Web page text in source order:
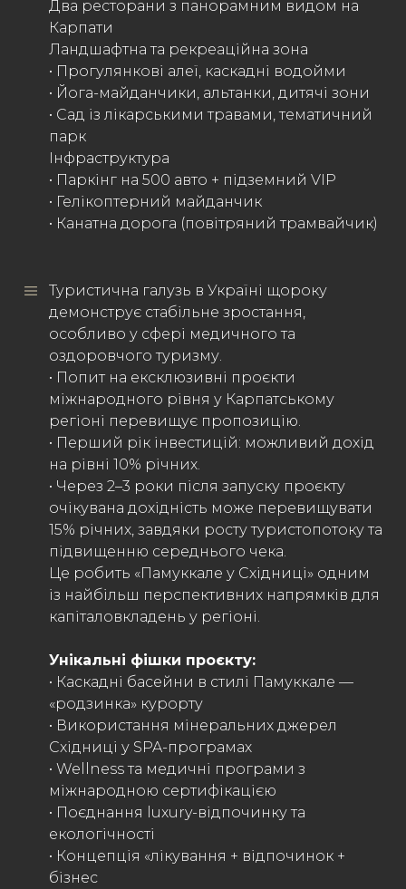
Два ресторани з панорамним видом на
Карпати
Ландшафтна та рекреаційна зона
• Прогулянкові алеї, каскадні водойми
• Йога-майданчики, альтанки, дитячі зони
• Сад із лікарськими травами, тематичний
парк
Інфраструктура
• Паркінг на 500 авто + підземний VIP
• Гелікоптерний майданчик
• Канатна дорога (повітряний трамвайчик)
Туристична галузь в Україні щороку
демонструє стабільне зростання,
особливо у сфері медичного та
оздоровчого туризму.
• Попит на ексклюзивні проєкти
міжнародного рівня у Карпатському
регіоні перевищує пропозицію.
• Перший рік інвестицій: можливий дохід
на рівні 10% річних.
• Через 2–3 роки після запуску проєкту
очікувана дохідність може перевищувати
15% річних, завдяки росту туристопотоку та
підвищенню середнього чека.
Це робить «Памуккале у Східниці» одним
із найбільш перспективних напрямків для
капіталовкладень у регіоні.
Унікальні фішки проєкту:
• Каскадні басейни в стилі Памуккале —
«родзинка» курорту
• Використання мінеральних джерел
Східниці у SPA-програмах
• Wellness та медичні програми з
міжнародною сертифікацією
• Поєднання luxury-відпочинку та
екологічності
• Концепція «лікування + відпочинок +
бізнес